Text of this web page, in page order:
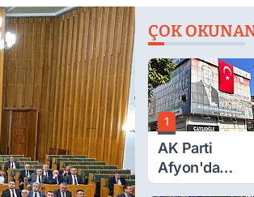
ÇOK
1
AK Parti
Afyon'da
Turgay